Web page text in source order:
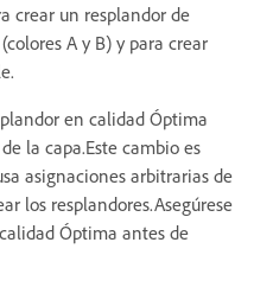
crear un resplandor de
A y B) y para crear
en calidad Óptima
la capa.Este cambio es
asignaciones arbitrarias de
los resplandores.Asegúrese
Óptima antes de